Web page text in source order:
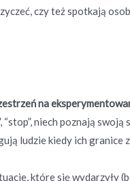
czy też spotkają
na
niech poznają
ludzie kiedy ich granice
które się wydarzyły